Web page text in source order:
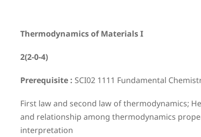
Thermodynamicsof Materials I
2(2-0-4)
Prerequisite : SCI02 1111 Fundamental
First law and second law of thermodynamics;
and relationship among thermodynamics
interpretation